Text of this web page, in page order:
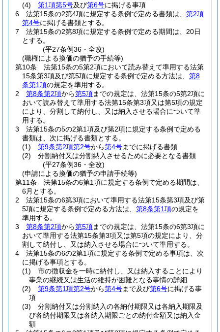
(4)
第1項第5号及び第6号に掲げる事項
6
法第15条の2第4項に規定する条例で定める書類は、 第2項
第4号に掲げる書類とする。
7
法第15条の2第8項に規定する条例で定める期間は、20日
とする。
(平27条例36・全改)
(職権による換価の猶予の手続等)
第10条
法第15条の5第2項において読み替えて準用する法第
15条第3項及び第5項に規定する条例で定める方法は、 第8
条第1項の規定を準用する。
2
第8条第2項から第5項までの規定は、法第15条の5第2項に
おいて読み替えて準用する法第15条第3項又は第5項の規定
により、分割して納付し、又は納入させる場合について準
用する。
3
法第15条の5の2第1項及び第2項に規定する条例で定める
書類は、次に掲げる書類とする。
(1)
第9条第2項第2号から第4号までに掲げる書類
(2)
分割納付又は分割納入させるために必要となる書類
(平27条例36・全改)
(申請による換価の猶予の申請手続等)
第11条
法第15条の6第1項に規定する条例で定める期間は、
6月とする。
2
法第15条の6第3項において準用する法第15条第3項及び第
5項に規定する条例で定める方法は、 第8条第1項の規定を
準用する。
3
第8条第2項から第5項までの規定は、法第15条の6第3項に
おいて準用する法第15条第3項又は第5項の規定により、分
割して納付し、又は納入させる場合について準用する。
4
法第15条の6の2第1項に規定する条例で定める事項は、次
に掲げる事項とする。
(1)
市の徴収金を一時に納付し、又は納入することにより
事業の継続又は生活の維持が困難となる事情の詳細
(2)
第9条第1項第2号から第4号まで及び第6号に掲げる事
項
(3)
分割納付又は分割納入の各納付期限又は各納入期限及
び各納付期限又は各納入期限ごとの納付金額又は納入金
額